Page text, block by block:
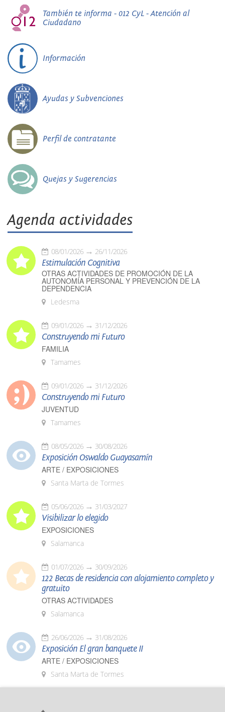
También te informa - 012 CyL - Atención al
Ciudadano
Información
Ayudas y Subvenciones
Perfil de contratante
Quejas y Sugerencias
Agenda actividades
08/01/2026 26/11/2026
Estimulación Cognitiva
OTRAS ACTIVIDADES DE PROMOCIÓN DE LA
AUTONOMÍA PERSONAL Y PREVENCIÓN DE LA
DEPENDENCIA
Ledesma
09/01/2026 31/12/2026
Construyendo mi Futuro
FAMILIA
Tamames
09/01/2026 31/12/2026
Construyendo mi Futuro
JUVENTUD
Tamames
08/05/2026 30/08/2026
Exposición Oswaldo Guayasamín
ARTE / EXPOSICIONES
Santa Marta de Tormes
05/06/2026 31/03/2027
Visibilizar lo elegido
EXPOSICIONES
Salamanca
01/07/2026 30/09/2026
122 Becas de residencia con alojamiento completo y
gratuito
OTRAS ACTIVIDADES
Salamanca
26/06/2026 31/08/2026
Exposición El gran banquete II
ARTE / EXPOSICIONES
Santa Marta de Tormes